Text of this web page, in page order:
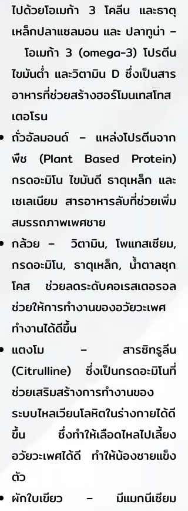
ไปด้วยโอเมก้า 3 โคลีน และธาตุ
เหล็กปลาแซลมอน และ ปลาทูน่า –
โอเมก้า 3 (omega-3) โปรตีน
ไขมันต่ำ และวิตามิน D ซึ่งเป็นสาร
อาหารที่ช่วยสร้างฮอร์โมนเทสโทส
เตอโรน
ถั่วอัลมอนด์ – แหล่งโปรตีนจาก
พืช (Plant Based Protein)
กรดอะมิโน ไขมันดี ธาตุเหล็ก และ
เซเลเนียม สารอาหารลับที่ช่วยเพิ่ม
สมรรถภาพเพศชาย
กล้วย – วิตามิน, โพแทสเซียม,
กรดอะมิโน, ธาตุเหล็ก, น้ำตาลซุก
โคส ช่วยลดระดับคอเรสเตอรอล
ช่วยให้การทำงานของอวัยวะเพศ
ทำงานได้ดีขึ้น
แตงโม – สารซิทรูลีน
(Citrulline) ซึ่งเป็นกรดอะมิโนที่
ช่วยเสริมสร้างการทำงานของ
ระบบไหลเวียนโลหิตในร่างกายได้ดี
ขึ้น ซึ่งทำให้เลือดไหลไปเลี้ยง
อวัยวะเพศได้ดี ทำให้น้องชายแข็ง
ตัว
ผักใบเขียว – มีแมกนีเซียม